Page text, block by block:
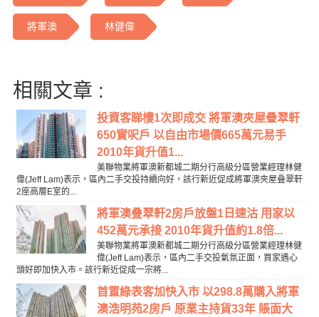
將軍澳 林健偉
相關文章 :
投資客睇樓1次即成交 將軍澳夾屋疊翠軒
650實呎戶 以自由市場價665萬元易手
2010年貨升值1...
美聯物業將軍澳新都城二期分行高級分區營業經理林健
偉(Jeff Lam)表示，區內二手交投持續向好，該行新近促成將軍澳夾屋叠翠軒
2座高層E室的...
將軍澳叠翠軒2房戶放盤1日速沽 用家以
452萬元承接 2010年貨升值約1.8倍...
美聯物業將軍澳新都城二期分行高級分區營業經理林健
偉(Jeff Lam)表示，區內二手交投氣氛正面，買家遇心
頭好即加快入市。該行新近促成一宗將...
首置綠表客加快入市 以298.8萬購入將軍
澳浩明苑2房戶 原業主持貨33年 賬面大